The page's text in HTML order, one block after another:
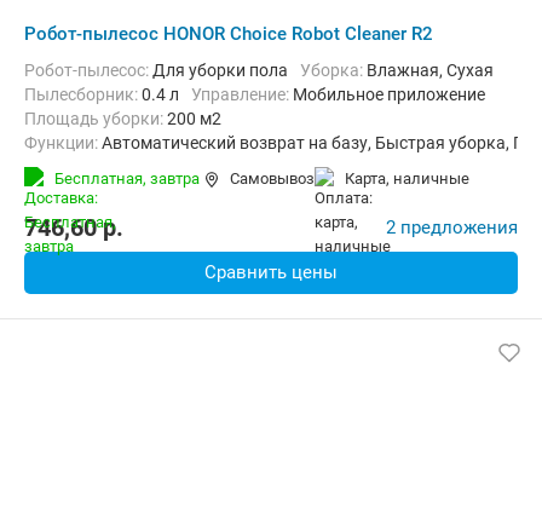
Робот-пылесос HONOR Choice Robot Cleaner R2
Робот-пылесос: Для уборки пола Уборка: Влажная, Сухая
пылесборник:0.4 л Управление: Мобильное приложение
Площадь уборки:200 м2
Функции:Автоматический возврат на базу, Быстрая уборка,
Бесплатная, завтра Самовывоз карта, наличные
746,60p. 2 предложения
Сравнить цены